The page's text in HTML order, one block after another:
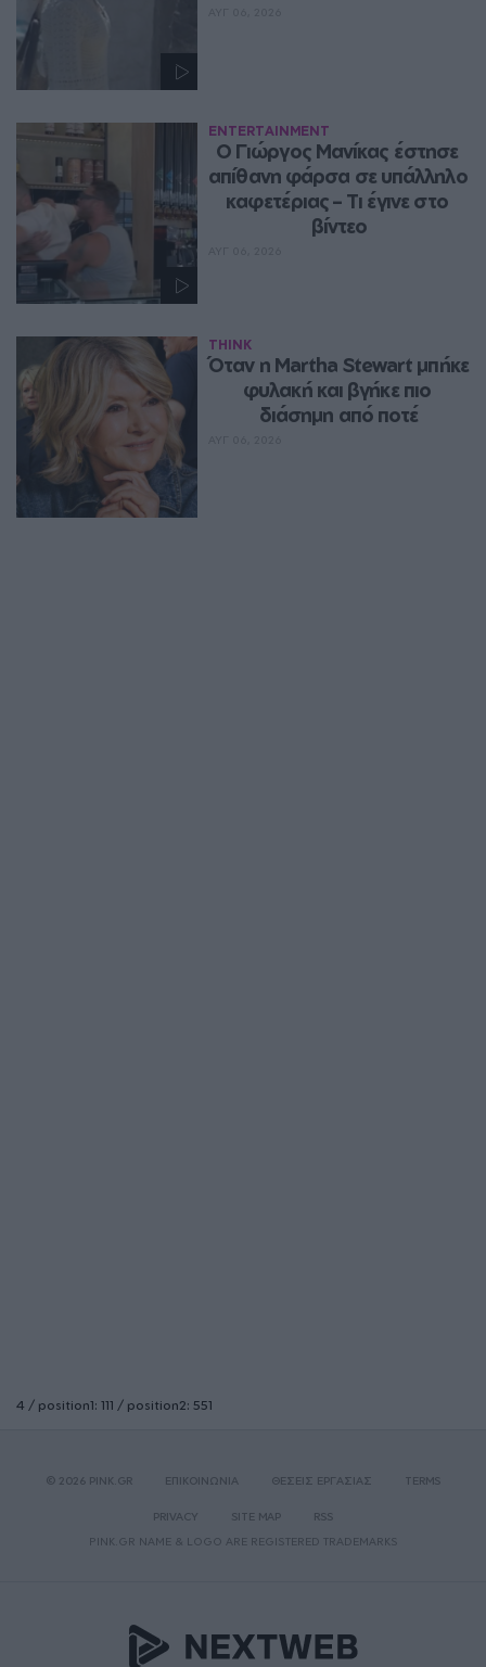
ENTERTAINMENT
Ο Γιώργος Μανίκας έστησε
απίθανη φάρσα σε υπάλληλο
καφετέριας – Τι έγινε στο
βίντεο
THINK
Όταν η Martha Stewart μπήκε
φυλακή και βγήκε πιο
διάσημη από ποτέ
4 / position1: 111 / position2: 551
© 2026 PINK.GR ΕΠΙΚΟΙΝΩΝΙΑ ΘΕΣΕΙΣ ΕΡΓΑΣΙΑΣ TERMS
PRIVACY SITE MAP
RSS
PINK.GR NAME & LOGO ARE REGISTERED TRADEMARKS